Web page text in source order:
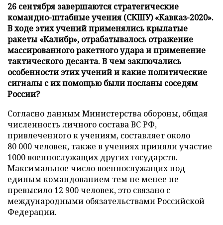
26 сентября завершаются стратегические
командно-штабные учения (СКШУ) «Кавказ-2020».
В ходе этих учений применялись крылатые
ракеты «Калибр», отрабатывалось отражение
массированного ракетного удара и применение
тактического десанта. В чем заключались
особенности этих учений и какие политические
сигналы с их помощью были посланы соседям
России?
Согласно данным Министерства обороны, общая
численность личного состава ВС РФ,
привлеченного к учениям, составляет около
80 000 человек, также в учениях приняли участие
1000 военнослужащих других государств.
Максимальное число военнослужащих под
единым командованием тем не менее не
превысило 12 900 человек, это связано с
международными обязательствами Российской
Федерации.